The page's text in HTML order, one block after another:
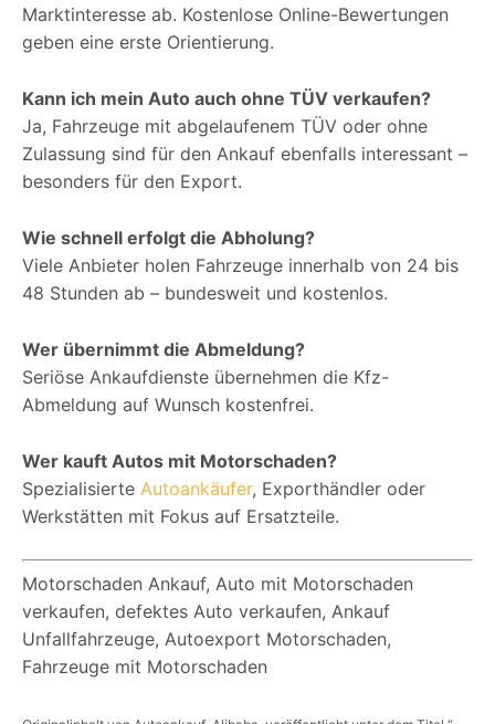
Marktinteresse ab. Kostenlose Online-Bewertungen
geben eine erste Orientierung.
Kann ich mein Auto auch ohne TÜV verkaufen?
Ja, Fahrzeuge mit abgelaufenem TÜV oder ohne
Zulassung sind für den Ankauf ebenfalls interessant –
besonders für den Export.
Wie schnell erfolgt die Abholung?
Viele Anbieter holen Fahrzeuge innerhalb von 24 bis
48 Stunden ab – bundesweit und kostenlos.
Wer übernimmt die Abmeldung?
Seriöse Ankaufdienste übernehmen die Kfz-
Abmeldung auf Wunsch kostenfrei.
Wer kauft Autos mit Motorschaden?
Spezialisierte Autoankäufer, Exporthändler oder
Werkstätten mit Fokus auf Ersatzteile.
Motorschaden Ankauf, Auto mit Motorschaden
verkaufen, defektes Auto verkaufen, Ankauf
Unfallfahrzeuge, Autoexport Motorschaden,
Fahrzeuge mit Motorschaden